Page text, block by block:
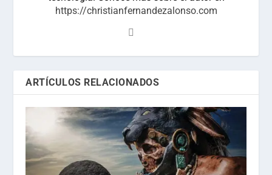
https://christianfernandezalonso.com
ARTÍCULOS RELACIONADOS